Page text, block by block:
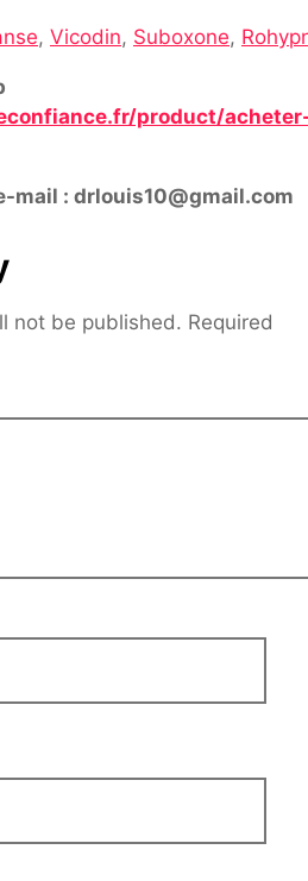
, Vicodin, Suboxone,
product/
mail : drlouis10@gmail.com
not be published. Required